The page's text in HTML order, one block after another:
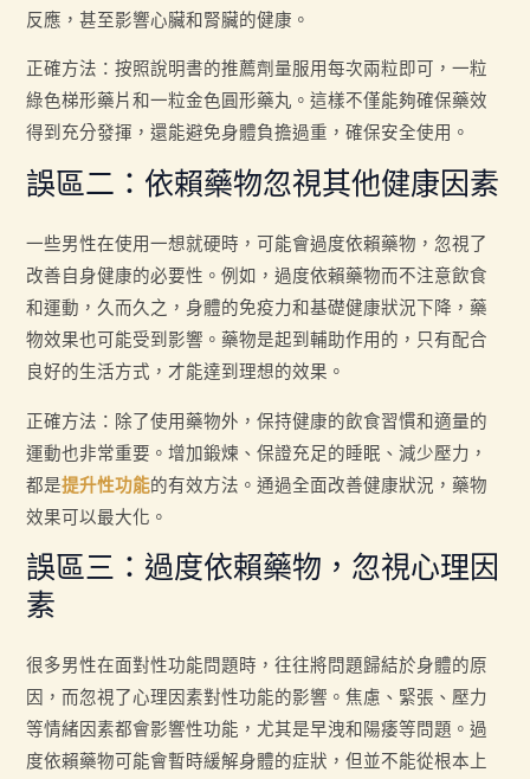
反應，甚至影響心臟和腎臟的健康。
正確方法：按照說明書的推薦劑量服用每次兩粒即可，一粒
綠色梯形藥片和一粒金色圓形藥丸。這樣不僅能夠確保藥效
得到充分發揮，還能避免身體負擔過重，確保安全使用。
誤區二：依賴藥物忽視其他健康因素
一些男性在使用一想就硬時，可能會過度依賴藥物，忽視了
改善自身健康的必要性。例如，過度依賴藥物而不注意飲食
和運動，久而久之，身體的免疫力和基礎健康狀況下降，藥
物效果也可能受到影響。藥物是起到輔助作用的，只有配合
良好的生活方式，才能達到理想的效果。
正確方法：除了使用藥物外，保持健康的飲食習慣和適量的
運動也非常重要。增加鍛煉、保證充足的睡眠、減少壓力，
都是提升性功能的有效方法。通過全面改善健康狀況，藥物
效果可以最大化。
誤區三：過度依賴藥物，忽視心理因
素
很多男性在面對性功能問題時，往往將問題歸結於身體的原
因，而忽視了心理因素對性功能的影響。焦慮、緊張、壓力
等情緒因素都會影響性功能，尤其是早洩和陽痿等問題。過
度依賴藥物可能會暫時緩解身體的症狀，但並不能從根本上